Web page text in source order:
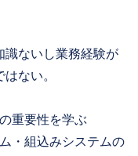
ないし業務経験が
ない。
重要性を学ぶ
・組込みシステムの